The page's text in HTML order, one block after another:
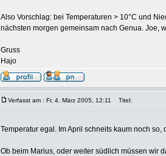
Also Vorschlag: bei Temperaturen > 10°C und
nächsten morgen gemeinsam nach Genua. Joe,
Gruss
Hajo
Verfasst am : Fr, 4. März 2005, 12:11 Titel:
Temperatur egal. Im April schneits kaum noch
Ob beim Marius, oder weiter südlich müssen wir